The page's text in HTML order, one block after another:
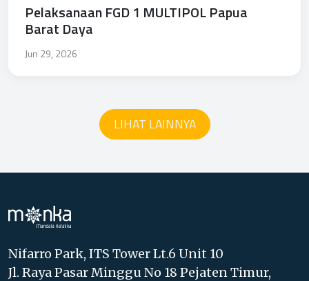
Pelaksanaan FGD 1 MULTIPOL Papua
Barat Daya
Jun 29, 2026
LIHAT LAINNYA
Nifarro Park, ITS Tower Lt.6 Unit 10
Jl. Raya Pasar Minggu No 18 Pejaten Timur,